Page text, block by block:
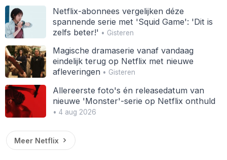
Netflix-abonnees vergelijken déze
spannende serie met 'Squid Game': 'Dit is
zelfs beter!' • Gisteren
Magische dramaserie vanaf vandaag
eindelijk terug op Netflix met nieuwe
afleveringen• Gisteren
Allereerste foto's én releasedatum van
nieuwe 'Monster'-serie op Netflix onthuld
• 4 aug 2026
Meer Netflix